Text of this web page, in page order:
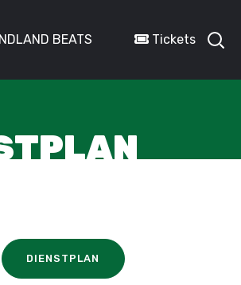
Tickets
DIENSTPLAN